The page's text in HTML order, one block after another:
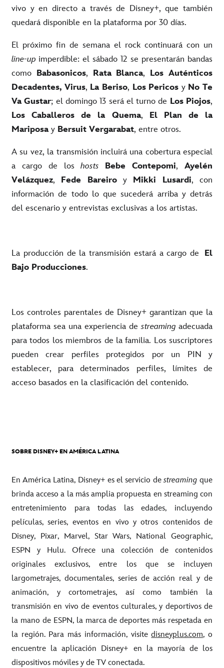
vivo y en directo a través de Disney+, que también
quedará disponible en la plataforma por 30 días.
El próximo fin de semana el rock continuará con un
line-up imperdible: el sábado 12 se presentarán bandas
como Babasonicos, Rata Blanca, Los Auténticos
Decadentes, Virus, La Beriso, Los Pericos y No Te
Va Gustar; el domingo 13 será el turno de Los Piojos,
Los
Caballeros de la Quema, El Plan de la
Mariposa y Bersuit Vergarabat, entre otros.
A su vez, la transmisión incluirá una cobertura especial
a cargo de loshosts Bebe Contepomi,Ayelén
Velázquez, Fede Bareiroy Mikki Lusardi,
con
información de todo lo que sucederá arriba y detrás
del escenario y entrevistas exclusivas a los artistas.
La producción de la transmisión estará a cargo de El
Bajo Producciones.
Los controles parentales de Disney+ garantizan que la
plataforma sea una experiencia destreaming adecuada
para todos los miembros de la familia. Los suscriptores
pueden crear perfiles protegidos por un PIN y
establecer, para determinados perfiles, límites de
acceso basados en la clasificación del contenido.
SOBRE DISNEY+ EN AMÉRICA LATINA
En América Latina, Disney+ es el servicio destreamingque
brinda acceso a la más amplia propuesta en streaming con
entretenimiento para todas las edades, incluyendo
películas, series, eventos en vivo y otros contenidos de
Disney, Pixar, Marvel, Star Wars, National Geographic,
ESPN y Hulu. Ofrece una colección de contenidos
originales exclusivos, entre los que se incluyen
largometrajes, documentales, series de acción real y de
animación, y cortometrajes, así como también la
transmisión en vivo de eventos culturales, y deportivos de
la mano de ESPN, la marca de deportes más respetada en
la región. Para más información, visitedisneyplus.com, o
encuentre la aplicación Disney+ en la mayoría de los
dispositivos móviles y de TV conectada.